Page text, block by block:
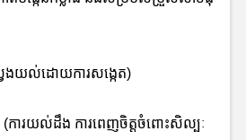
វែងយល់ដោយការសង្កេត)
ការយល់ដឹង ការពេញចិត្តចំពោះសិល្បៈ